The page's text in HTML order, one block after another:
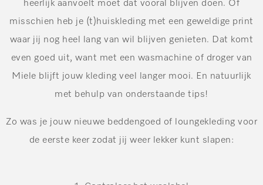
heerlijk aanvoelt moet dat vooral blijven doen. Of
misschien heb je (t)huiskleding met een geweldige print
waar jij nog heel lang van wil blijven genieten. Dat komt
even goed uit, want met een wasmachine of droger van
Miele blijft jouw kleding veel langer mooi. En natuurlijk
met behulp van onderstaande tips!
Zo was je jouw nieuwe beddengoed of loungekleding voor
de eerste keer zodat jij weer lekker kunt slapen: